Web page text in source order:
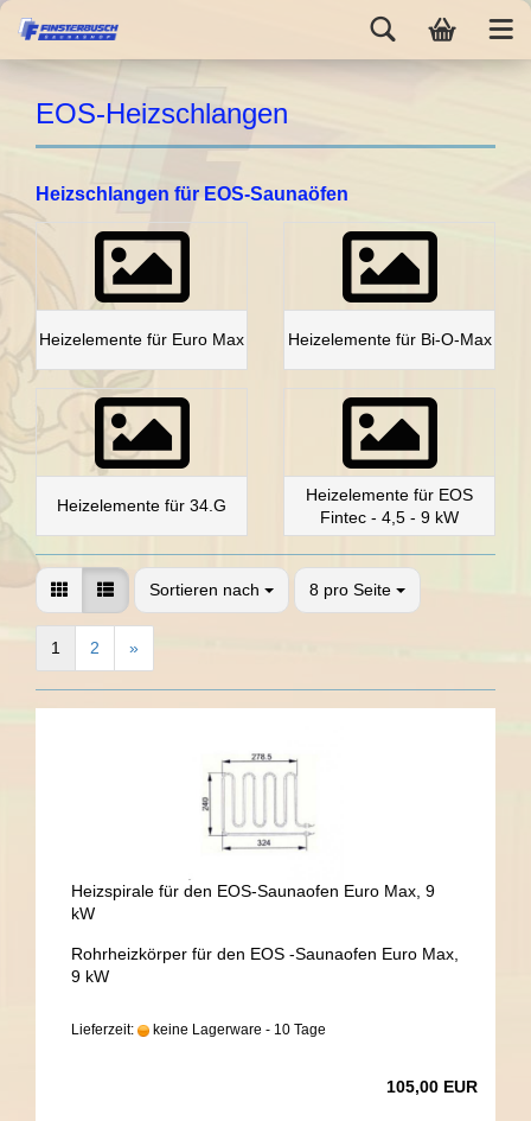
EOS-Heizschlangen
Heizschlangen für EOS-Saunaöfen
Heizelemente für Euro Max Heizelemente für Bi-O-Max
Heizelemente für 34.G
Heizelemente für EOS
Fintec - 4,5 - 9 kW
Sortieren nach 8 pro Seite
1 2 »
Heizspirale für den EOS-Saunaofen Euro Max, 9
kW
Rohrheizkörper für den EOS -Saunaofen Euro Max,
9 kW
Lieferzeit: keine Lagerware - 10 Tage
105,00 EUR